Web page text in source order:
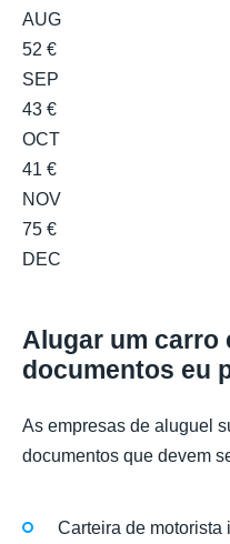
AUG
52 €
SEP
43 €
OCT
41 €
NOV
75 €
DEC
Alugar um carro
documentos eu
As empresas de aluguel
documentos que devem
Carteira de motorista